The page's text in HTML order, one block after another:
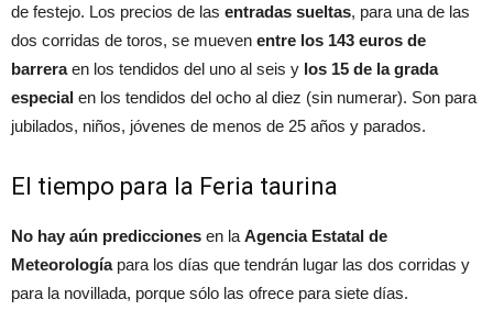
de festejo. Los precios de las entradas sueltas, para una de las
dos corridas de toros, se mueven entre los 143 euros de
barreraen los tendidos del uno al seis y los 15 de la grada
especial en los tendidos del ocho al diez (sin numerar). Son para
jubilados, niños, jóvenes de menos de 25 años y parados.
El tiempo para la Feria taurina
No hay aún predicciones en la Agencia Estatal de
Meteorología para los días que tendrán lugar las dos corridas y
para la novillada, porque sólo las ofrece para siete días.